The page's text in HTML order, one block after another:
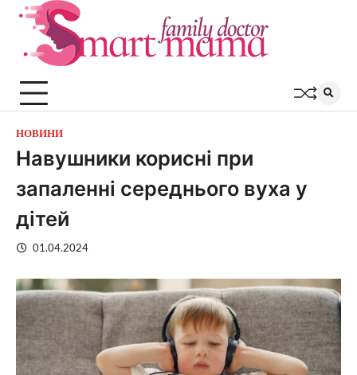
Перейти
НОВИНИ
Навушники корисні при
запаленні середнього вуха у
дітей
01.04.2024